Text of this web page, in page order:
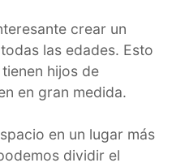
crear un
las edades. Esto
hijos de
en gran medida.
en un lugar más
dividir el